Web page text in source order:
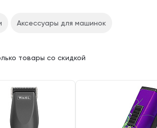
Аксессуары для машинок
товары со скидкой